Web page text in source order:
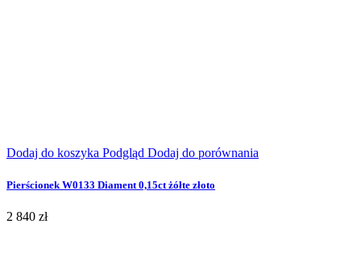
Dodaj do koszyka Podgląd Dodaj do porównania
Pierścionek W0133 Diament 0,15ct żółte złoto
2 840 zł